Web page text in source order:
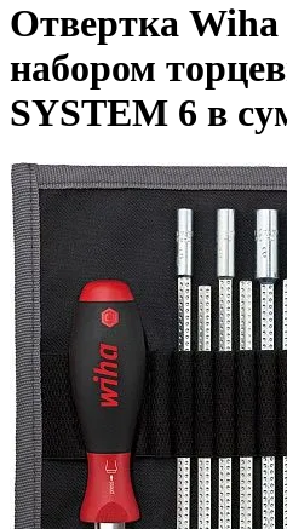
Отвертка
набором
SYSTEM 6 в